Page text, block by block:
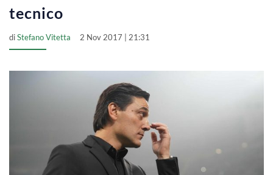
tecnico
diStefano Vitetta 2 Nov 2017 | 21:31